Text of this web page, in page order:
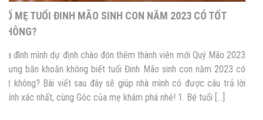
BỐ MẸ TUỔI ĐINH MÃO SINH CON NĂM 2023 CÓ TỐT
KHÔNG?
Gia đình mình dự định chào đón thêm thành viên mới Quý Mão 2023
nhưng băn khoăn không biết tuổi Đinh Mão sinh con năm 2023 có
tốt không? Bài viết sau đây sẽ giúp nhà mình có được câu trả lời
chính xác nhất, cùng Góc của mẹ khám phá nhé! 1. Bé tuổi […]